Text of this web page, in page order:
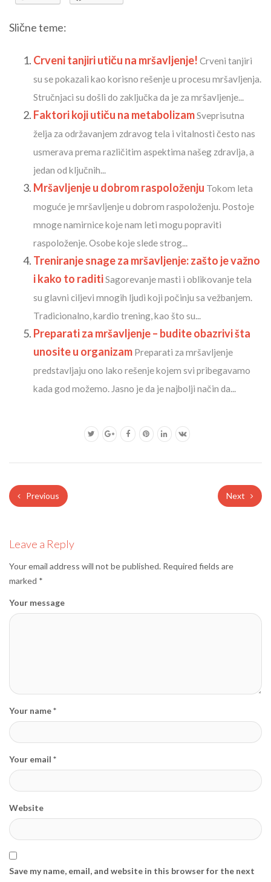
Slične teme:
Crveni tanjiri utiču na mršavljenje! Crveni tanjiri
su se pokazali kao korisno rešenje u procesu mršavljenja.
Stručnjaci su došli do zaključka da je za mršavljenje...
Faktori koji utiču na metabolizamSveprisutna
želja za održavanjem zdravog tela i vitalnosti često nas
usmerava prema različitim aspektima našeg zdravlja, a
jedan od ključnih...
Mršavljenje u dobrom raspoloženju Tokom leta
moguće je mršavljenje u dobrom raspoloženju. Postoje
mnoge namirnice koje nam leti mogu popraviti
raspoloženje. Osobe koje slede strog...
Treniranje snage za mršavljenje: zašto je važno
i kako to raditiSagorevanje masti i oblikovanje tela
su glavni ciljevi mnogih ljudi koji počinju sa vežbanjem.
Tradicionalno, kardio trening, kao što su...
Preparati za mršavljenje – budite obazrivi šta
unosite u organizam Preparati za mršavljenje
predstavljaju ono lako rešenje kojem svi pribegavamo
kada god možemo. Jasno je da je najbolji način da...
Previous Next
Leave a Reply
Your email address will not be published. Required fields are
marked *
Your message
Your name *
Your email *
Website
Save my name, email, and website in this browser for the next